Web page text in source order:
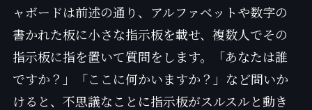
ャボードは前述の通り、アルファベットや数字の
書かれた板に小さな指示板を載せ、複数人でその
指示板に指を置いて質問をします。「あなたは誰
ですか？」「ここに何かいますか？」など問いか
けると、不思議なことに指示板がスルスルと動き